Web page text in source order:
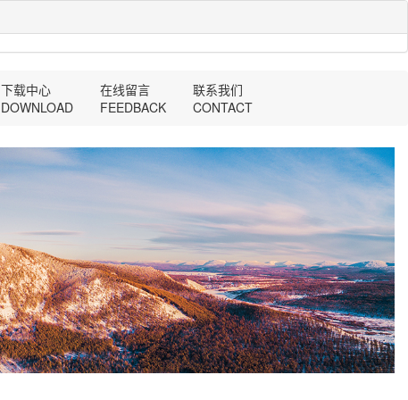
下载中心
DOWNLOAD
在线留言
FEEDBACK
联系我们
CONTACT